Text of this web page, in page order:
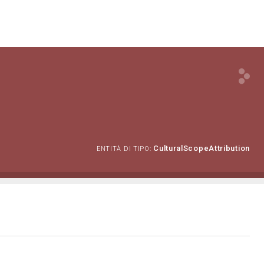
ENTITÀ DI TIPO: CulturalScopeAttribution